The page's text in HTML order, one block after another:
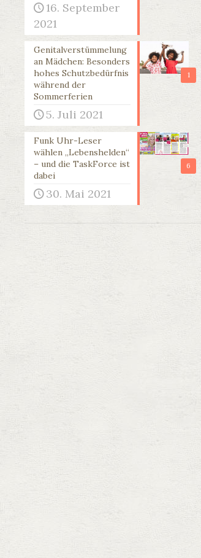
16. September
2021
1
Genitalverstümmelung
an Mädchen: Besonders
hohes Schutzbedürfnis
während der
Sommerferien
5. Juli 2021
6
Funk Uhr-Leser
wählen „Lebenshelden“
– und die TaskForce ist
dabei
30. Mai 2021